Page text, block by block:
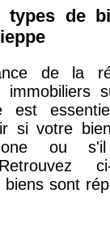
9 231 €
036 € 2
10 073 €
types de
de la
est
si votre
ou
sont